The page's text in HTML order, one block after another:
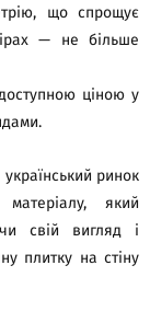
що спрощує
— не більше
ціною у
ринок
який
свій вигляд і
плитку на стіну